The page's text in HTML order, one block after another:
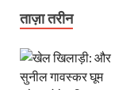
ताज़ा तरीन